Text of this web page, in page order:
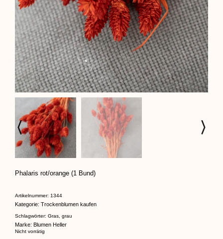
Phalaris rot/orange (1 Bund)
Artikelnummer: 1344
Kategorie: Trockenblumen kaufen
Schlagwörter: Gras, grau
Marke: Blumen Heller
Nicht vorrätig